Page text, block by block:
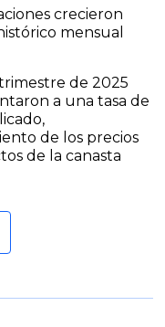
crecieron
mensual
de 2025
a una tasa de
de los precios
de la canasta